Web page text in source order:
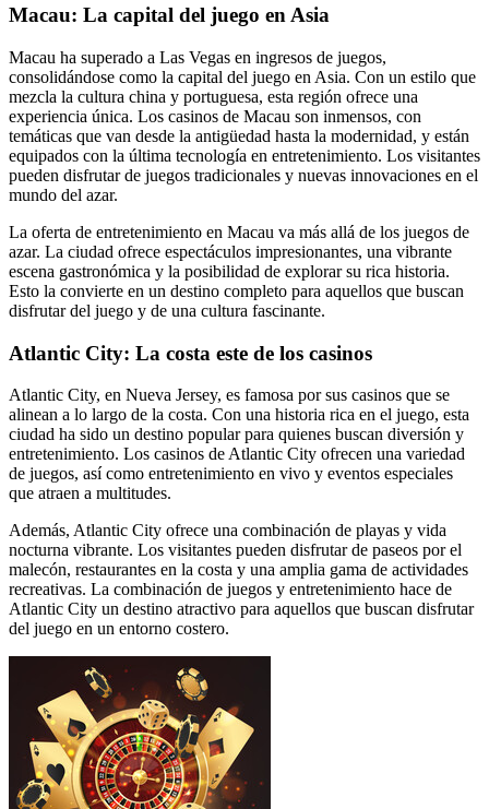
Macau: La capital del juego en Asia
Macau ha superado a Las Vegas en ingresos de juegos,
consolidándose como la capital del juego en Asia. Con un estilo que
mezcla la cultura china y portuguesa, esta región ofrece una
experiencia única. Los casinos de Macau son inmensos, con
temáticas que van desde la antigüedad hasta la modernidad, y están
equipados con la última tecnología en entretenimiento. Los visitantes
pueden disfrutar de juegos tradicionales y nuevas innovaciones en el
mundo del azar.
La oferta de entretenimiento en Macau va más allá de los juegos de
azar. La ciudad ofrece espectáculos impresionantes, una vibrante
escena gastronómica y la posibilidad de explorar su rica historia.
Esto la convierte en un destino completo para aquellos que buscan
disfrutar del juego y de una cultura fascinante.
Atlantic City: La costa este de los casinos
Atlantic City, en Nueva Jersey, es famosa por sus casinos que se
alinean a lo largo de la costa. Con una historia rica en el juego, esta
ciudad ha sido un destino popular para quienes buscan diversión y
entretenimiento. Los casinos de Atlantic City ofrecen una variedad
de juegos, así como entretenimiento en vivo y eventos especiales
que atraen a multitudes.
Además, Atlantic City ofrece una combinación de playas y vida
nocturna vibrante. Los visitantes pueden disfrutar de paseos por el
malecón, restaurantes en la costa y una amplia gama de actividades
recreativas. La combinación de juegos y entretenimiento hace de
Atlantic City un destino atractivo para aquellos que buscan disfrutar
del juego en un entorno costero.